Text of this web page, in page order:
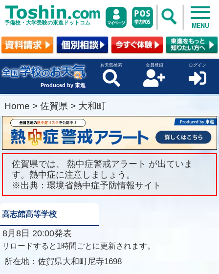
予備校・大学受験の東進ドットコム MENU
Produced by 東進
お天気検索 会員登録 ログイン
Home > 佐賀県 > 大和町
佐賀県では、 熱中症警戒アラート が出ていま
す。熱中症に注意しましょう。
※出典：環境省熱中症予防情報サイト
高志館高等学校
8月8日 20:00発表
リロードすると1時間ごとに更新されます。
所在地： 佐賀県大和町尼寺1698